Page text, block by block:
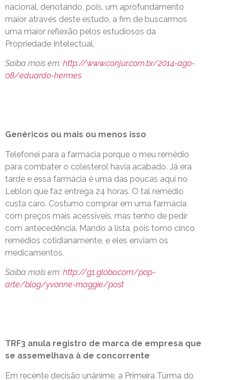
nacional, denotando, pois, um aprofundamento
maior através deste estudo, a fim de buscarmos
uma maior reflexão pelos estudiosos da
Propriedade Intelectual.
Saiba mais em: http://www.conjur.com.br/2014-ago-
08/eduardo-hermes
Genéricos ou mais ou menos isso
Telefonei para a farmácia porque o meu remédio
para combater o colesterol havia acabado. Já era
tarde e essa farmácia é uma das poucas aqui no
Leblon que faz entrega 24 horas. O tal remédio
custa caro. Costumo comprar em uma farmácia
com preços mais acessíveis, mas tenho de pedir
com antecedência. Mando a lista, pois tomo cinco
remédios cotidianamente, e eles enviam os
medicamentos.
Saiba mais em: http://g1.globo.com/pop-
arte/blog/yvonne-maggie/post
TRF3 anula registro de marca de empresa que
se assemelhava à de concorrente
Em recente decisão unânime, a Primeira Turma do